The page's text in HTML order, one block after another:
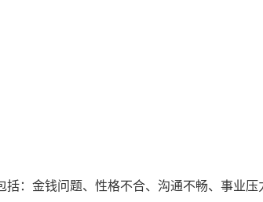
：金钱问题、性格不合、沟通不畅、事业压